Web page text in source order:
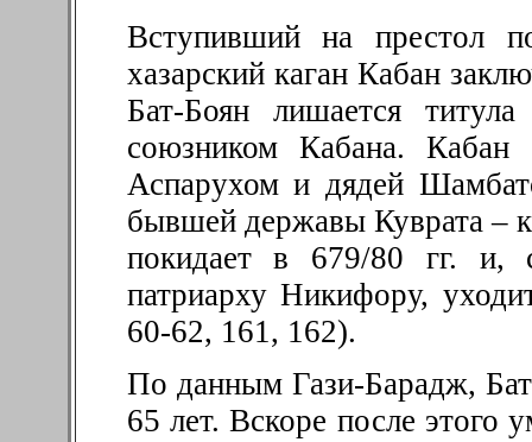
Вступивший на престол
хазарский каган Кабан
Бат-Боян лишается
союзником Кабана.
Аспарухом и дядей
бывшей державы Куврата –
покидает в 679/80 гг. и,
патриарху Никифору,
60-62, 161, 162).
По данным Гази-Барадж,
65 лет. Вскоре после